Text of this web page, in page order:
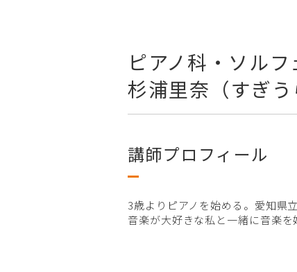
ピアノ科・ソル
杉浦里奈（すぎう
講師プロフィール
3歳よりピアノを始める。愛知県
音楽が大好きな私と一緒に音楽